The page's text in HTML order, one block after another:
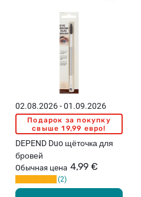
02.08.2026 - 01.09.2026
Подарок за покупку
свыше 19,99 евро!
DEPEND Duo щёточка для
бровей
Обычная цена 4,99 €
2